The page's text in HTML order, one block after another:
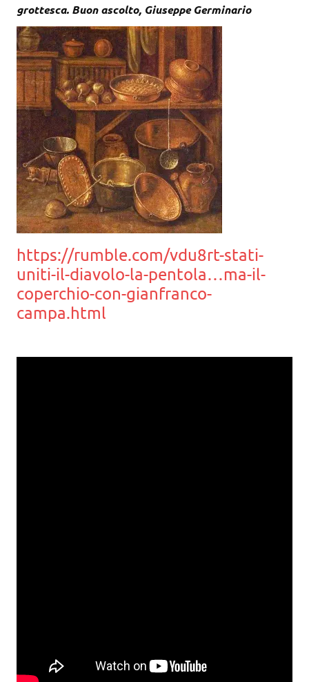
grottesca. Buon ascolto, Giuseppe Germinario
https://rumble.com/vdu8rt-stati-
uniti-il-diavolo-la-pentola…ma-il-
coperchio-con-gianfranco-
campa.html